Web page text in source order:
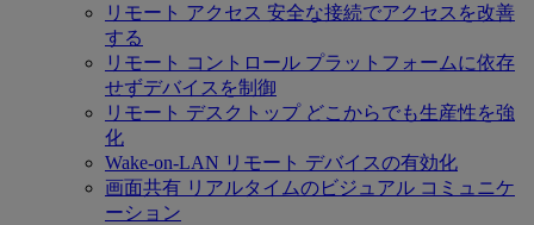
リモート アクセス 安全な接続でアクセスを改善
する
リモート コントロール プラットフォームに依存
せずデバイスを制御
リモート デスクトップ どこからでも生産性を強
化
Wake-on-LAN リモート デバイスの有効化
画面共有 リアルタイムのビジュアル コミュニケ
ーション